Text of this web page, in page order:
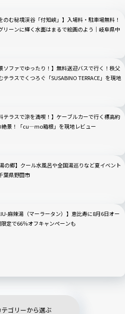
のむ秘境渓谷「付知峡」】入場料・駐車場無料！
リーンに輝く水面はまるで絵画のよう｜岐阜県中
ソファでゆったり！】無料送迎バスで行く！秩父
テラスでくつろぐ「SUSABINO TERRACE」を現地
テラスで涼を満喫！】ケーブルカーで行く標高約
絶景！「cu―mo箱根」を現地レビュー
湯の郷】クール水風呂や全国湯巡りなど夏イベント
葉県野田市
麻辣湯（マーラータン）】恵比寿に8月6日オー
定で66％オフキャンペーンも
テゴリーから選ぶ